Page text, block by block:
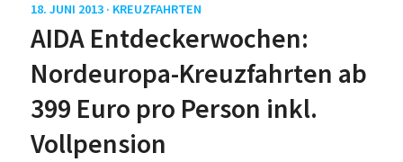
18. JUNI 2013 · KREUZFAHRTEN
AIDA Entdeckerwochen:
Nordeuropa-Kreuzfahrten ab
399 Euro pro Person inkl.
Vollpension